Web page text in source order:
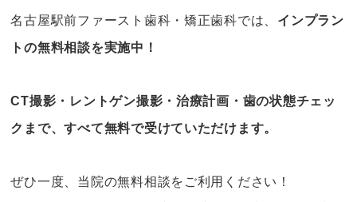
名古屋駅前ファースト歯科・矯正歯科では、 インプラン
トの無料相談を実施中！
CT撮影・レントゲン撮影・治療計画・歯の状態チェッ
クまで、すべて無料で受けていただけます。
ぜひ一度、当院の無料相談をご利用ください！